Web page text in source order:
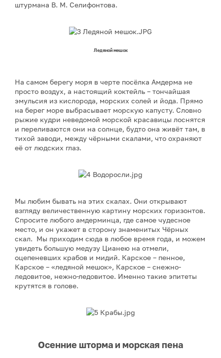
штурмана В. М. Селифонтова.
Ледяной мешок
На самом берегу моря в черте посёлка Амдерма не
просто воздух, а настоящий коктейль – тончайшая
эмульсия из кислорода, морских солей и йода. Прямо
на берег море выбрасывает морскую капусту. Словно
рыжие кудри неведомой морской красавицы лоснятся
и переливаются они на солнце, будто она живёт там, в
тихой заводи, между чёрными скалами, что охраняют
её от людских глаз.
Мы любим бывать на этих скалах. Они открывают
взгляду величественную картину морских горизонтов.
Спросите любого амдерминца, где самое чудесное
место, и он укажет в сторону знаменитых Чёрных
скал. Мы приходим сюда в любое время года, и можем
увидеть большую медузу Цианею на отмели,
оцепеневших крабов и мидий. Карское – пенное,
Карское – «ледяной мешок», Карское – снежно-
ледовитое, нежно-ледовитое. Именно такие эпитеты
крутятся в голове.
Осенние шторма и морская пена